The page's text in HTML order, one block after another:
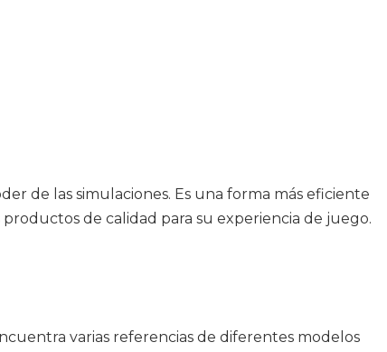
de las simulaciones. Es una forma más eficiente
de calidad para su experiencia de juego.
varias referencias de diferentes modelos